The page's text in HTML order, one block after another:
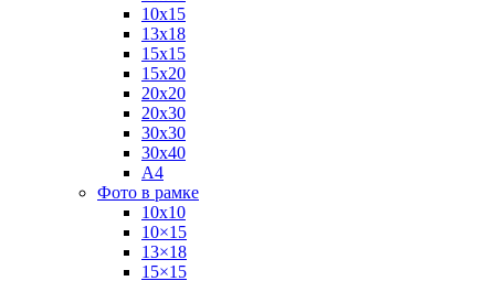
10х15
13х18
15х15
15х20
20х20
20х30
30х30
30х40
А4
Фото в рамке
10х10
10×15
13×18
15×15